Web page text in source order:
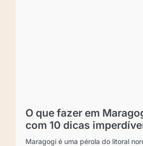
O que fazer em
com 10 dicas
Maragogi é uma pérola do litoral